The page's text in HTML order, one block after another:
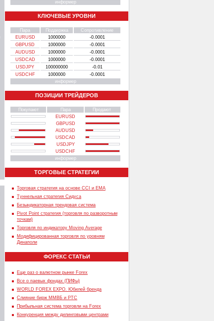
информер
КЛЮЧЕВЫЕ УРОВНИ
Пара Поддержка
Сопротивление
EURUSD
1000000
-0.0001
GBPUSD
1000000
-0.0001
AUDUSD
1000000
-0.0001
USDCAD
1000000
-0.0001
USDJPY
100000000
-0.01
USDCHF
1000000
-0.0001
информер
ПОЗИЦИИ ТРЕЙДЕРОВ
Покупают Пара
Продают
EURUSD
GBPUSD
AUDUSD
USDCAD
USDJPY
USDCHF
информер
ТОРГОВЫЕ СТРАТЕГИИ
Торговая стратегия на основе CCI и EMA
Туннельная стратегия Сидуса
Безындикаторная трендовая система
Pivot Point стратегия (торговля по разворотным
точкам)
Торговля по индикатору Moving Average
Модифицированная торговля по уровням
Динаполи
ФОРЕКС СТАТЬИ
Еще раз о валютном рынке Forex
Все о паевых фондах (ПИФы)
WORLD FOREX EXPO. Юбилей бренда
Слияние бирж ММВБ и РТС
Прибыльная система торговли на Forex
Конкуренция между дилинговыми центрами